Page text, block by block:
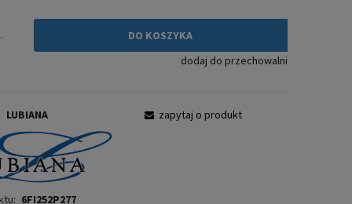
DO KOSZYKA
dodaj do przechowalni
LUBIANA
6FI252P277
zapytaj o produkt